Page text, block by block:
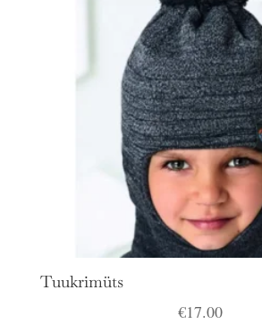
Tuukrimüts
€17.00